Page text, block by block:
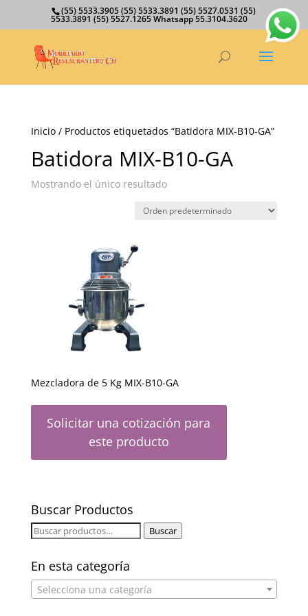
(55) 5533.3905 (55) 5533.3891 (55) 5527.0531 (55)
5533.3891 (55) 5527.1265 Whatsapp 55.3104.3620
Inicio/ Productos etiquetados “Batidora MIX-B10-GA”
Batidora MIX-B10-GA
Mostrando el único resultado
Mezcladora de 5 Kg MIX-B10-GA
Solicitar una cotización para
este producto
Buscar Productos
Buscar
Buscar
En esta categoría
Selecciona una categoría